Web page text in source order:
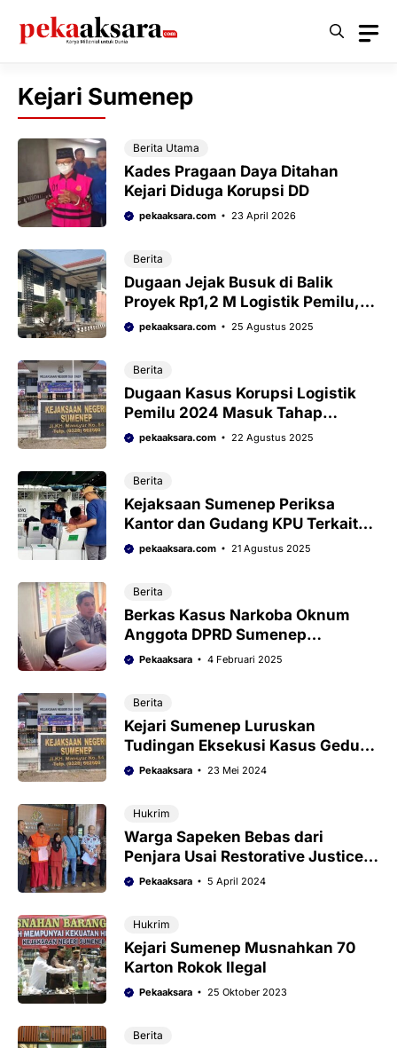
Kejari Sumenep
Berita Utama
Kades Pragaan Daya Ditahan
Kejari Diduga Korupsi DD
pekaaksara.com 23 April 2026
Berita
Dugaan Jejak Busuk di Balik
Proyek Rp1,2 M Logistik Pemilu,
FPK Ultimatum Kejari Sumenep
pekaaksara.com 25 Agustus 2025
Berita
Dugaan Kasus Korupsi Logistik
Pemilu 2024 Masuk Tahap
Pemeriksaan Saksi
pekaaksara.com 22 Agustus 2025
Berita
Kejaksaan Sumenep Periksa
Kantor dan Gudang KPU Terkait
Dugaan Korupsi Pemilu 2024
pekaaksara.com 21 Agustus 2025
Berita
Berkas Kasus Narkoba Oknum
Anggota DPRD Sumenep
Rampung, Pekan Ini Diserahkan
Pekaaksara 4 Februari 2025
Berita
Kejari Sumenep Luruskan
Tudingan Eksekusi Kasus Gedung
Dinkes
Pekaaksara 23 Mei 2024
Hukrim
Warga Sapeken Bebas dari
Penjara Usai Restorative Justice
Kejari Sumenep
Pekaaksara 5 April 2024
Hukrim
Kejari Sumenep Musnahkan 70
Karton Rokok Ilegal
Pekaaksara 25 Oktober 2023
Berita